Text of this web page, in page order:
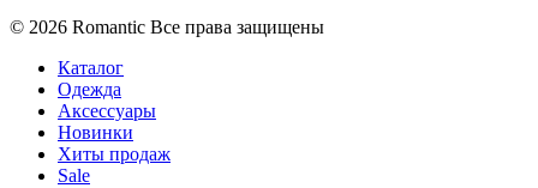
© 2026 Romantic Все права защищены
Каталог
Одежда
Аксессуары
Новинки
Хиты продаж
Sale